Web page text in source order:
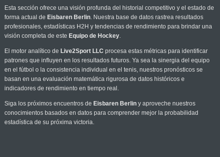
Esta sección ofrece una visión profunda del historial competitivo y el estado de
forma actual de Eisbaren Berlin. Nuestra base de datos rastrea resultados
profesionales, estadísticas H2H y tendencias de rendimiento para brindar una
visión completa de este Equipo de Hockey.
El motor analítico de Live2Sport LLC procesa estas métricas para identificar
patrones que influyen en los resultados futuros. Ya sea la sinergia del equipo
en el fútbol o la consistencia individual en el tenis, nuestros pronósticos se
basan en una evaluación matemática rigurosa de datos históricos e
indicadores de rendimiento en tiempo real.
Siga los próximos encuentros de Eisbaren Berliny aproveche nuestros
conocimientos basados en datos para comprender mejor la probabilidad
estadística de su próxima victoria.